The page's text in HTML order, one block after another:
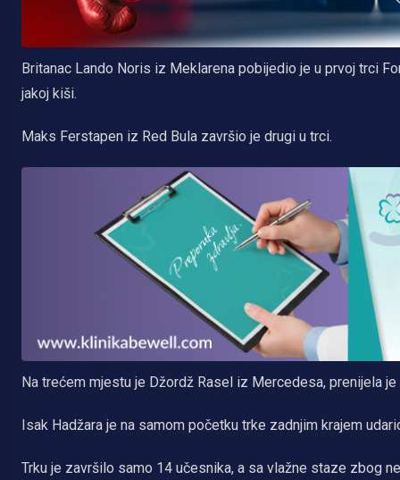
Britanac Lando Noris iz Meklarena pobijedio je u prvoj trci
jakoj kiši.
Maks Ferstapen iz Red Bula završio je drugi u trci.
Na trećem mjestu je Džordž Rasel iz Mercedesa, prenijela je
Isak Hadžara je na samom početku trke zadnjim krajem
Trku je završilo samo 14 učesnika, a sa vlažne staze zbog